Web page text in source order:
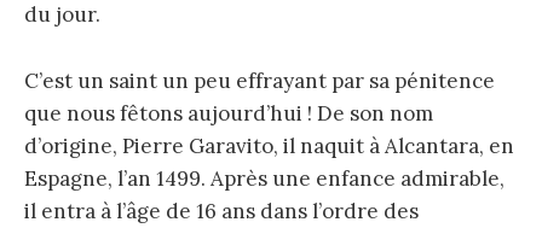
du jour.
C’est un saint un peu effrayant par sa pénitence
que nous fêtons aujourd’hui ! De son nom
d’origine, Pierre Garavito, il naquit à Alcantara, en
Espagne, l’an 1499. Après une enfance admirable,
il entra à l’âge de 16 ans dans l’ordre des